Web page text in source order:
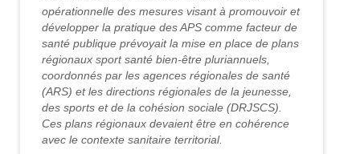
opérationnelle des mesures visant à promouvoir et
développer la pratique des APS comme facteur de
santé publique prévoyait la mise en place de plans
régionaux sport santé bien-être pluriannuels,
coordonnés par les agences régionales de santé
(ARS) et les directions régionales de la jeunesse,
des sports et de la cohésion sociale (DRJSCS).
Ces plans régionaux devaient être en cohérence
avec le contexte sanitaire territorial.